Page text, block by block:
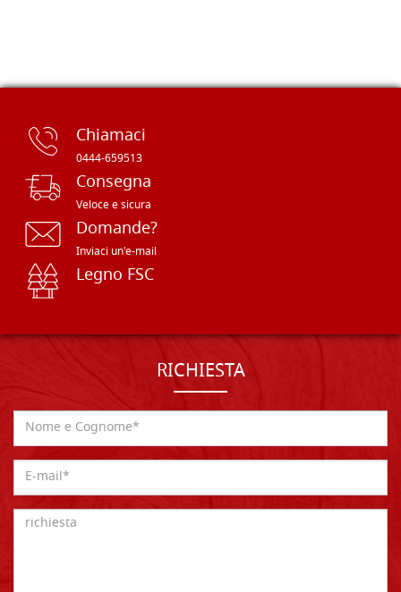
Chiamaci
0444-659513
Consegna
Veloce e sicura
Domande?
Inviaci un'e-mail
Legno FSC
RICHIESTA